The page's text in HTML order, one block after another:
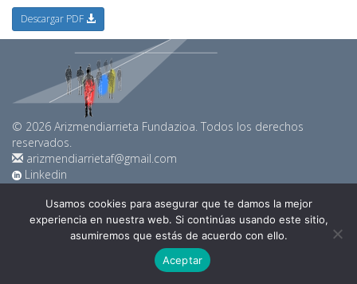
Descargar PDF
© 2026 Arizmendiarrieta Fundazioa. Todos los derechos
reservados.
arizmendiarrietaf@gmail.com
Linkedin
Política de privacidad y Cookies
Usamos cookies para asegurar que te damos la mejor
experiencia en nuestra web. Si continúas usando este sitio,
asumiremos que estás de acuerdo con ello.
Aceptar